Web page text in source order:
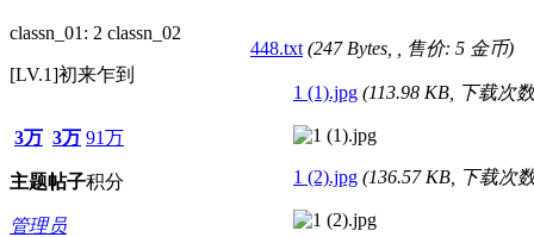
classn_01: 2 classn_02
[LV.1]初来乍到
3万
主题
3万
帖子
91万
积分
管理员
448.txt (247 Bytes, , 售价: 5 金币)
1 (1).jpg (113.98 KB, 下载次
1 (2).jpg (136.57 KB, 下载次